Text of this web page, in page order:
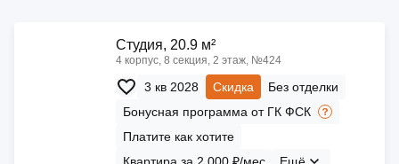
Cтудия, 20.9 м²
4 корпус, 8 секция, 2 этаж, №424
3 кв 2028 Скидка
Без отделки
Бонусная программа от ГК ФСК
Платите как хотите